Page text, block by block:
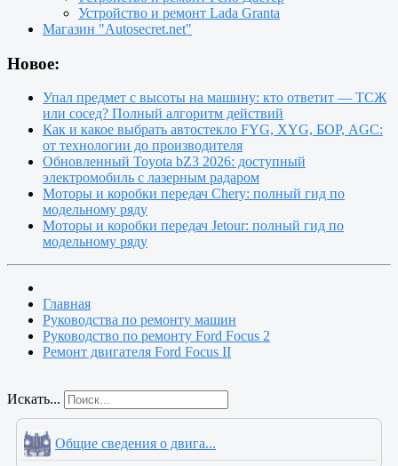
Устройство и ремонт Lada Granta
Магазин "Autosecret.net"
Новое:
Упал предмет с высоты на машину: кто ответит — ТСЖ
или сосед? Полный алгоритм действий
Как и какое выбрать автостекло FYG, XYG, БОР, AGC:
от технологии до производителя
Обновленный Toyota bZ3 2026: доступный
электромобиль с лазерным радаром
Моторы и коробки передач Chery: полный гид по
модельному ряду
Моторы и коробки передач Jetour: полный гид по
модельному ряду
Главная
Руководства по ремонту машин
Руководство по ремонту Ford Focus 2
Ремонт двигателя Ford Focus II
Искать...
Общие сведения о двига...